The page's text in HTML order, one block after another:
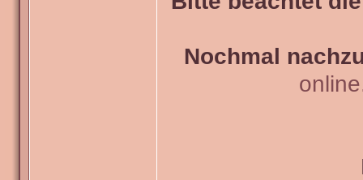
Nochmal